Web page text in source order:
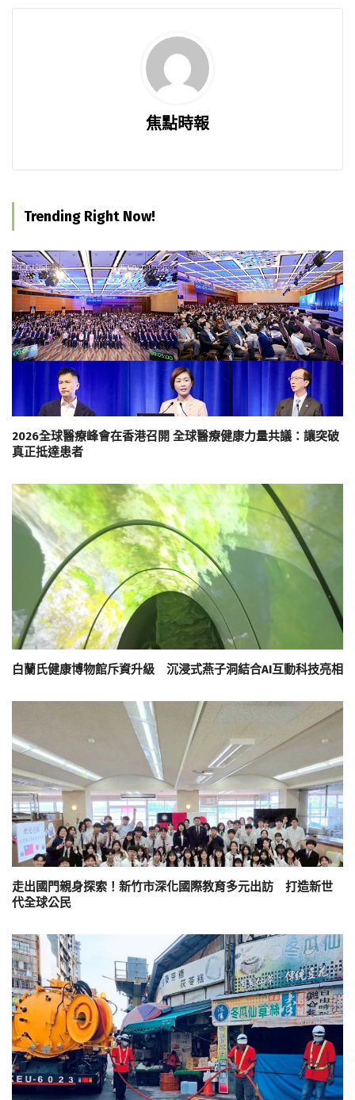
焦點時報
Trending Right Now!
2026全球醫療峰會在香港召開 全球醫療健康力量共議：讓突破
真正抵達患者
白蘭氏健康博物館斥資升級 沉浸式燕子洞結合AI互動科技亮相
走出國門親身探索！新竹市深化國際教育多元出訪 打造新世
代全球公民